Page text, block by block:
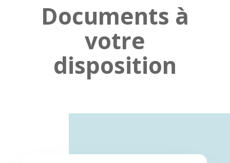
Documents à
votre
disposition